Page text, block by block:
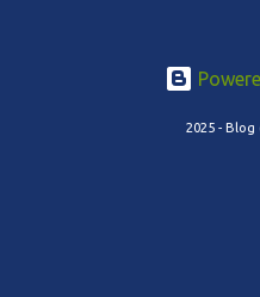
2025 -